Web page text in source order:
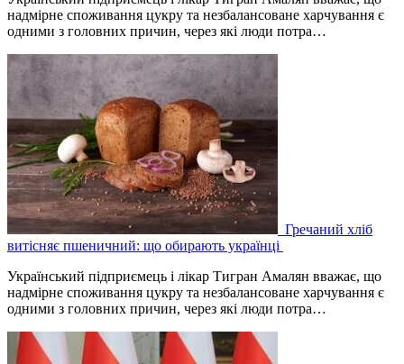
надмірне споживання цукру та незбалансоване харчування є
одними з головних причин, через які люди потра…
Гречаний хліб
витісняє пшеничний: що обирають українці
Український підприємець і лікар Тигран Амалян вважає, що
надмірне споживання цукру та незбалансоване харчування є
одними з головних причин, через які люди потра…